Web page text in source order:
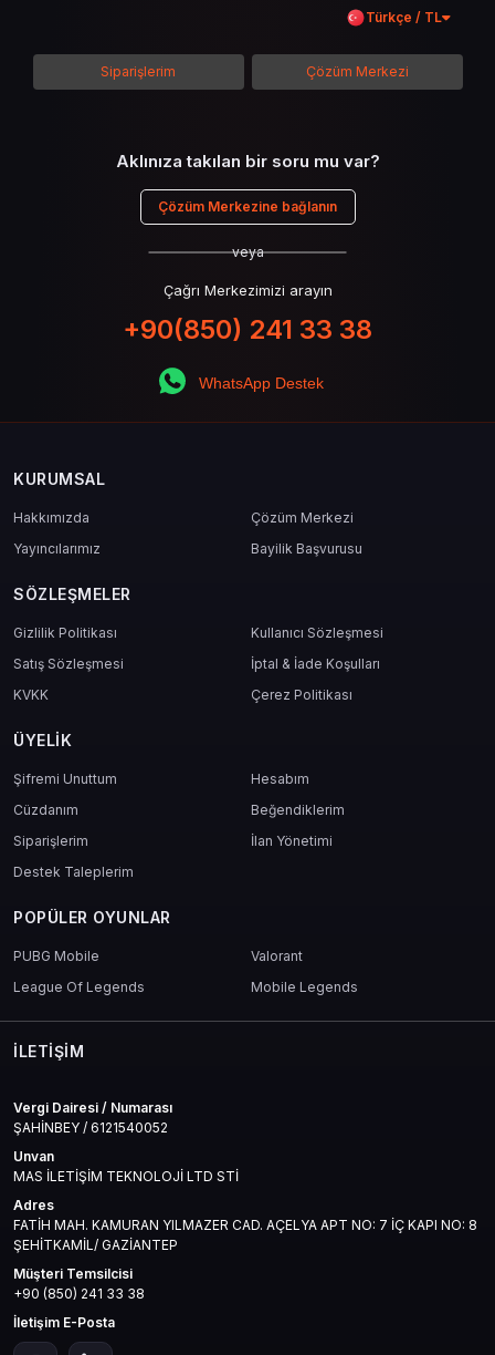
içeriği boyunca Call of Duty evreninin
detaylarına inilecek ve steam hediye kartı
kullanımının avantajlarından da bahsedilecektir.
Türkçe / TL
Siparişlerim Çözüm Merkezi
Aklınıza takılan bir soru mu var?
Çözüm Merkezine bağlanın
veya
Çağrı Merkezimizi arayın
+90(850) 241 33 38
WhatsApp Destek
KURUMSAL
Hakkımızda
Çözüm Merkezi
Yayıncılarımız
Bayilik Başvurusu
SÖZLEŞMELER
Gizlilik Politikası
Kullanıcı Sözleşmesi
Satış Sözleşmesi
İptal & İade Koşulları
KVKK
Çerez Politikası
ÜYELIK
Şifremi Unuttum
Hesabım
Cüzdanım
Beğendiklerim
Siparişlerim
İlan Yönetimi
Destek Taleplerim
POPÜLER OYUNLAR
PUBG Mobile
Valorant
League Of Legends
Mobile Legends
İLETIŞIM
Vergi Dairesi / Numarası
ŞAHİNBEY / 6121540052
Unvan
MAS İLETİŞİM TEKNOLOJİ LTD STİ
Adres
FATİH MAH. KAMURAN YILMAZER CAD. AÇELYA APT NO: 7 İÇ KAPI NO: 8
ŞEHİTKAMİL/ GAZİANTEP
Müşteri Temsilcisi
+90 (850) 241 33 38
İletişim E-Posta